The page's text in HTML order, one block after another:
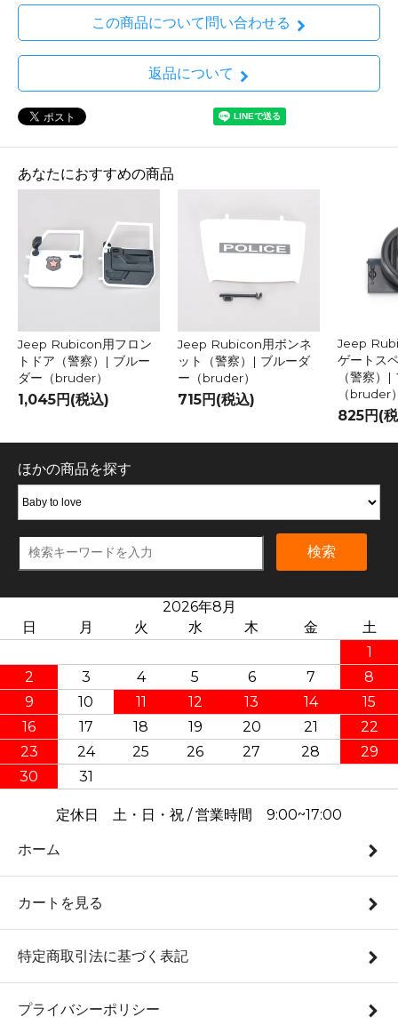
この商品について問い合わせる
返品について
あなたにおすすめの商品
Jeep Rubicon用フロン
トドア（警察）| ブルー
ダー（bruder）
1,045円(税込)
Jeep Rubicon用ボンネ
ット（警察）| ブルーダ
ー（bruder）
715円(税込)
Jeep
ゲートス
（警察）
（bruder
825円(
ほかの商品を探す
検索
2026年8月
日
月 火 水 木 金
土
1
2
3 4 5 6 7
8
9
10 11 12 13 14
15
16
17 18 19 20 21
22
23
24 25 26 27 28
29
30
31
定休日 土・日・祝 / 営業時間 9:00~17:00
ホーム
カートを見る
特定商取引法に基づく表記
プライバシーポリシー